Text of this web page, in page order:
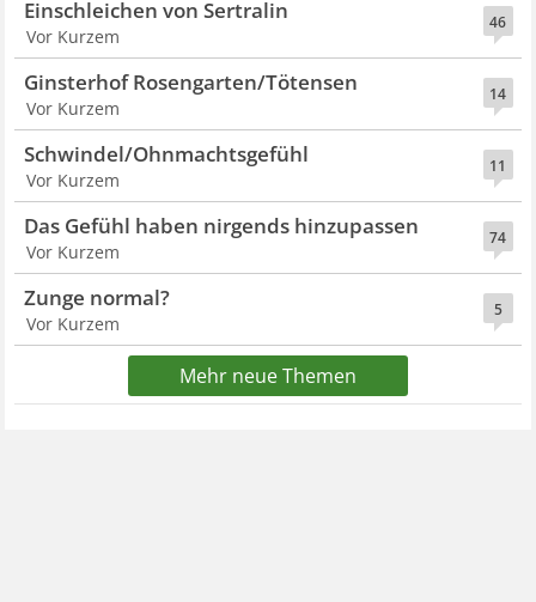
46
Einschleichen von Sertralin
Vor Kurzem
14
Ginsterhof Rosengarten/Tötensen
Vor Kurzem
11
Schwindel/Ohnmachtsgefühl
Vor Kurzem
74
Das Gefühl haben nirgends hinzupassen
Vor Kurzem
5
Zunge normal?
Vor Kurzem
Mehr neue Themen